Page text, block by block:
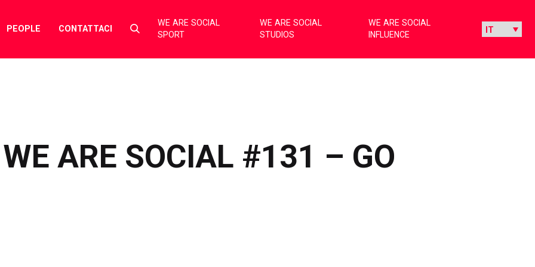
PEOPLE CONTATTACI
Select
toggle
WE ARE SOCIAL
SPORT
WE ARE SOCIAL
STUDIOS
WE ARE SOCIAL
INFLUENCE
ARE SOCIAL #131 – GO